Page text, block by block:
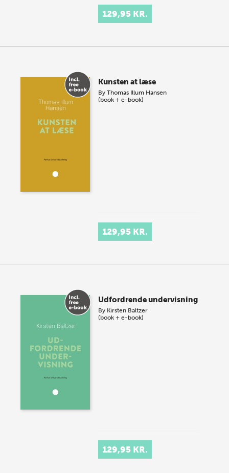
129,95 KR.
Kunsten at læse
ByThomas Illum Hansen
(book + e-book)
129,95 KR.
Udfordrende undervisning
By Kirsten Baltzer
(book + e-book)
129,95 KR.